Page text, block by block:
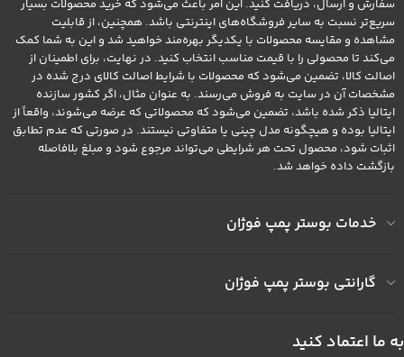
سفارش و ارسال، دریافت کنید. این امر باعث می‌شود که خرید محصولات بسیار
سریع‌تر نسبت به سایر فروشگاه‌های اینترنتی باشد. همچنین، از قابلیت
مشاهده و مقایسه محصولات با یکدیگر بهره‌مند خواهید شد و این به شما کمک
می‌کند تا محصولی را با قیمت مناسب انتخاب کنید. در نهایت، برای اطمینان از
اصالت کالا، تضمین می‌شود که محصولات با شرایط اصالت کالای درج شده در
مشخصات آن در سایت به فروش می‌رسند. به عنوان مثال، اگر کشور سازنده
ایتالیا ذکر شده باشد، تضمین می‌شود که محصولاتی که عرضه می‌شوند، واقعاً از
ایتالیا بوده و هیچگونه مدل چینی یا متفاوتی نیستند. در صورتی که عدم تطابق
اثبات شود، محصول تحت هر شرایطی می‌تواند مرجوع شود و مبلغ بلافاصله
بازگشت داده خواهد شد.
خدمات بوستر پمپ فوژان
گارانتی بوستر پمپ فوژان
به ما اعتماد کنید